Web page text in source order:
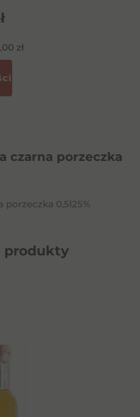
zł
czarna porzeczka
porzeczka 0,5l25%
produkty